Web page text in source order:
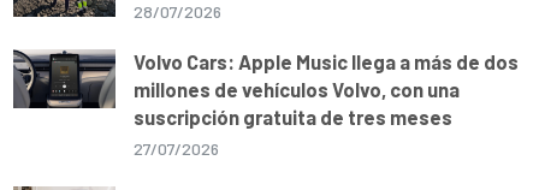
28/07/2026
Volvo Cars: Apple Music llega a más de dos
millones de vehículos Volvo, con una
suscripción gratuita de tres meses
27/07/2026